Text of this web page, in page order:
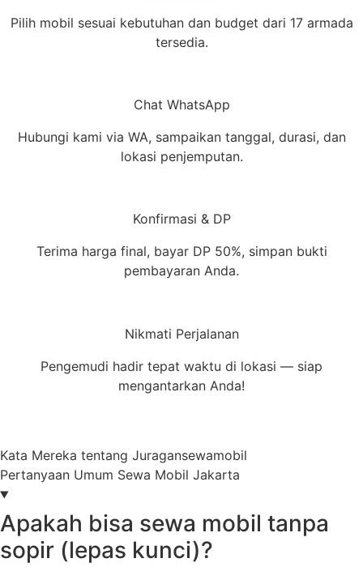
Pilih mobil sesuai kebutuhan dan budget dari 17 armada
tersedia.
Chat WhatsApp
Hubungi kami via WA, sampaikan tanggal, durasi, dan
lokasi penjemputan.
Konfirmasi & DP
Terima harga final, bayar DP 50%, simpan bukti
pembayaran Anda.
Nikmati Perjalanan
Pengemudi hadir tepat waktu di lokasi — siap
mengantarkan Anda!
Kata Mereka tentang Juragansewamobil
Pertanyaan Umum Sewa Mobil Jakarta
Apakah bisa sewa mobil tanpa
sopir (lepas kunci)?